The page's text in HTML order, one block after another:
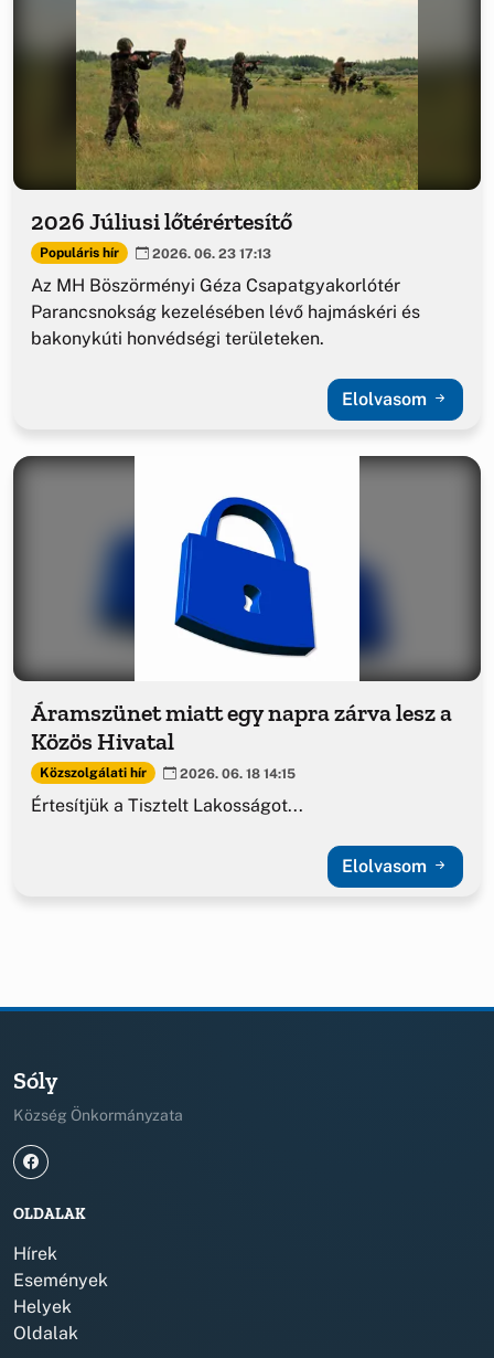
2026 Júliusi lőtérértesítő
Populáris hír 2026. 06. 23 17:13
Az MH Böszörményi Géza Csapatgyakorlótér
Parancsnokság kezelésében lévő hajmáskéri és
bakonykúti honvédségi területeken.
Elolvasom
Áramszünet miatt egy napra zárva lesz a
Közös Hivatal
Közszolgálati hír 2026. 06. 18 14:15
Értesítjük a Tisztelt Lakosságot...
Elolvasom
Sóly
Község Önkormányzata
OLDALAK
Hírek
Események
Helyek
Oldalak